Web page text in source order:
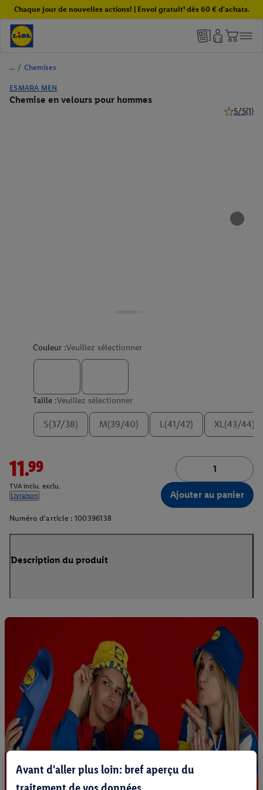
Chaque jour de nouvelles actions! | Envoi gratuit¹ dès 60 € d'achats.
/ Chemises
ESMARA MEN
Chemise en velours pour hommes
5/5(1)
Couleur :Veuillez sélectionner
Taille :Veuillez sélectionner
S(37/38) M(39/40) L(41/42) XL(43/44)
11.99
TVA inclu. exclu.
Livraison
Ajouter au panier
Numéro d'article : 100396138
Description du produit
Avant d'aller plus loin: bref aperçu du